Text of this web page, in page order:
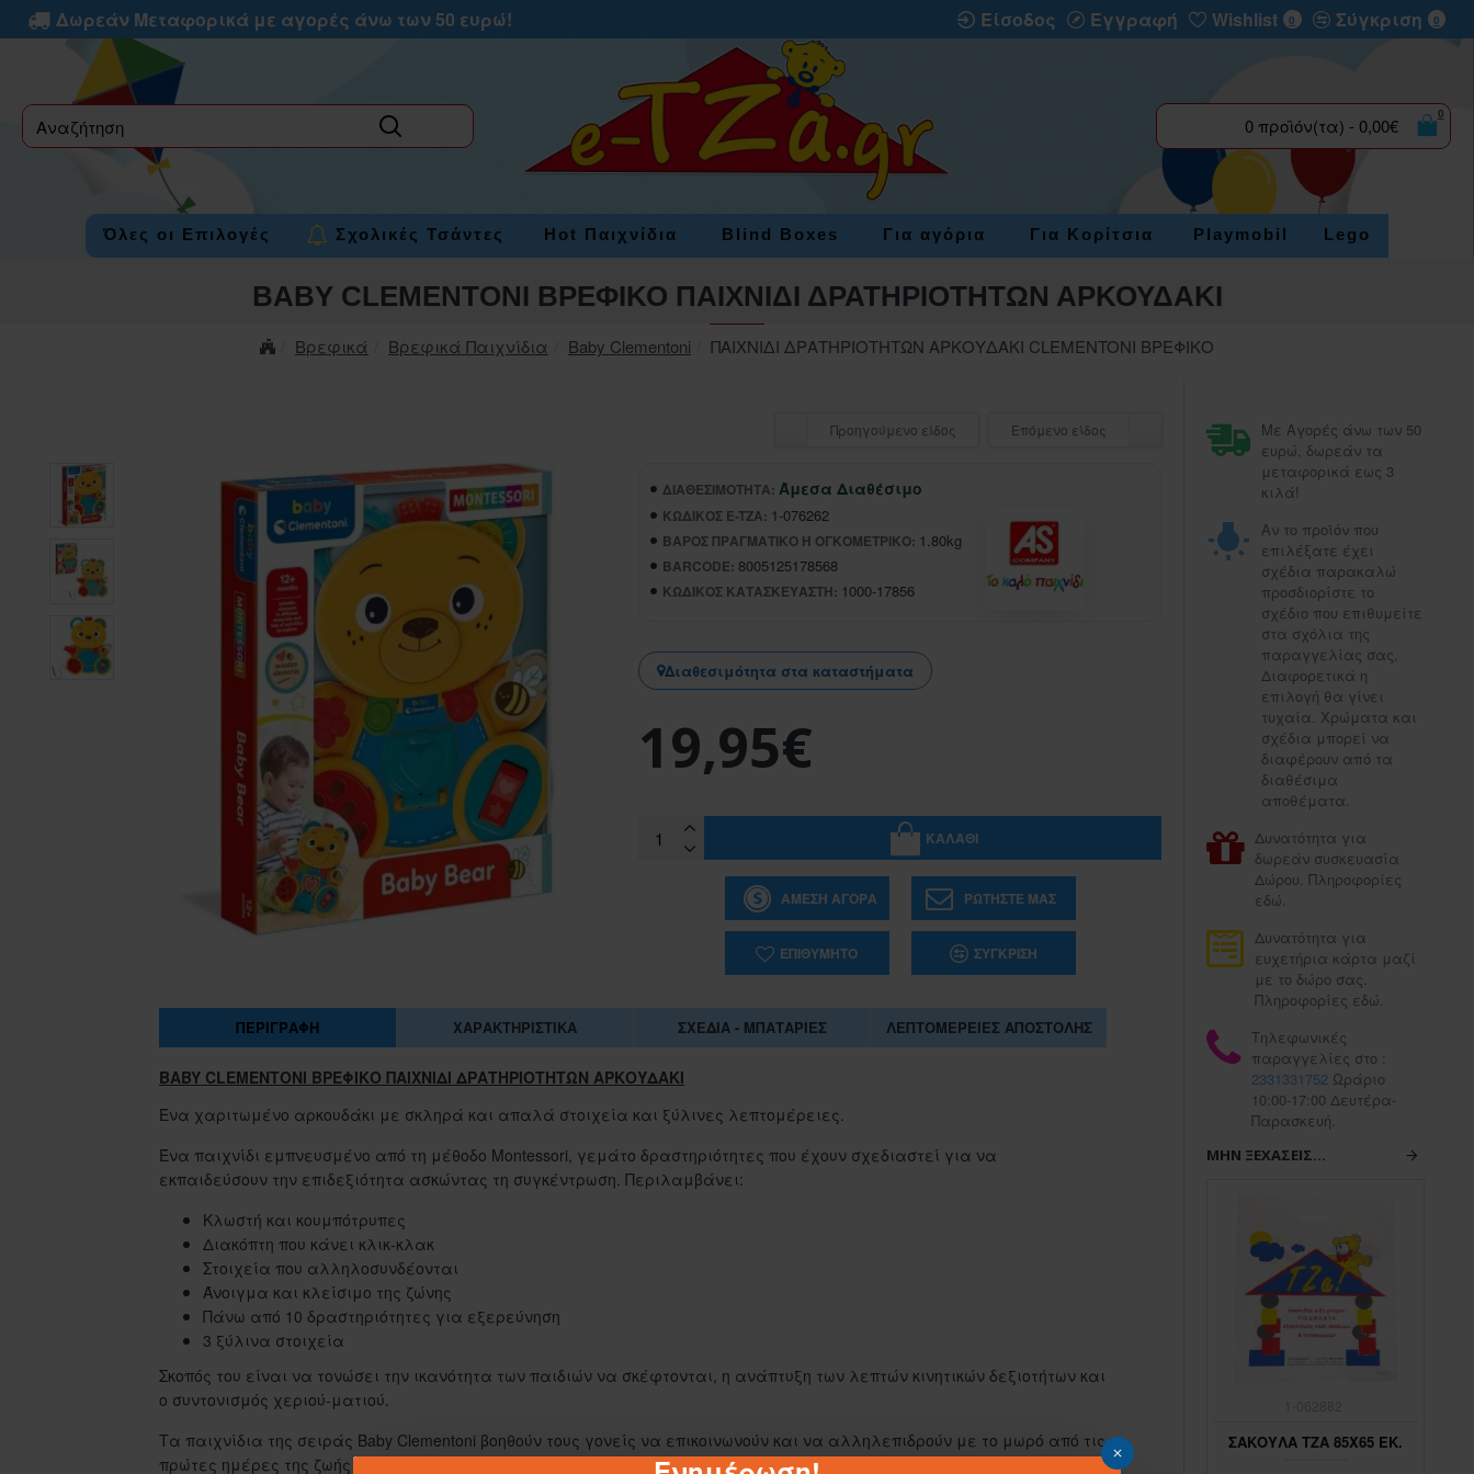
Δωρεάν Μεταφορικά με αγορές άνω των 50 ευρώ! Είσοδος Εγγραφή Wishlist 0 Σύγκριση 0
label 0 προϊόν(τα) - 0,00€
0
Όλες οι Επιλογές Σχολικές Τσάντες Hot Παιχνίδια Blind Boxes Για αγόρια Για Κορίτσια Playmobil Lego
Βρεφικά Βρεφικά Παιχνίδια Baby Clementoni ΠΑΙΧΝΙΔΙ ΔΡΑΤΗΡΙΟΤΗΤΩΝ ΑΡΚΟΥΔΑΚΙ CLEMENTONI ΒΡΕΦΙΚΟ
BABY CLEMENTONI ΒΡΕΦΙΚΟ ΠΑΙΧΝΙΔΙ ΔΡΑΤΗΡΙΟΤΗΤΩΝ ΑΡΚΟΥΔΑΚΙ
Προηγούμενο είδος Επόμενο είδος
ΔΙΑΘΕΣΙΜΌΤΗΤΑ: Άμεσα Διαθέσιμο
ΚΩΔΙΚΌΣ E-TZA: 1-076262
ΒΆΡΟΣ ΠΡΑΓΜΑΤΙΚΌ Ή ΟΓΚΟΜΕΤΡΙΚΌ: 1.80kg
BARCODE: 8005125178568
ΚΩΔΙΚΌΣ ΚΑΤΑΣΚΕΥΑΣΤΉ: 1000-17856
Διαθεσιμότητα στα καταστήματα
19,95€
ΚΑΛΆΘΙ
ΆΜΕΣΗ ΑΓΟΡΆ ΡΩΤΉΣΤΕ ΜΑΣ
ΕΠΙΘΥΜΗΤΌ ΣΎΓΚΡΙΣΗ
ΠΕΡΙΓΡΑΦΉ ΧΑΡΑΚΤΗΡΙΣΤΙΚΆ ΣΧΈΔΙΑ - ΜΠΑΤΑΡΊΕΣ ΛΕΠΤΟΜΈΡΕΙΕΣ ΑΠΟΣΤΟΛΉΣ
BABY CLEMENTONI ΒΡΕΦΙΚΟ ΠΑΙΧΝΙΔΙ ΔΡΑΤΗΡΙΟΤΗΤΩΝ ΑΡΚΟΥΔΑΚΙ
Ένα χαριτωμένο αρκουδάκι με σκληρά και απαλά στοιχεία και ξύλινες λεπτομέρειες.
Ένα παιχνίδι εμπνευσμένο από τη μέθοδο Montessori, γεμάτο δραστηριότητες που έχουν σχεδιαστεί για να
εκπαιδεύσουν την επιδεξιότητα ασκώντας τη συγκέντρωση. Περιλαμβάνει:
Κλωστή και κουμπότρυπες
Διακόπτη που κάνει κλικ-κλακ
Στοιχεία που αλληλοσυνδέονται
Άνοιγμα και κλείσιμο της ζώνης
Πάνω από 10 δραστηριότητες για εξερεύνηση
3 ξύλινα στοιχεία
Σκοπός του είναι να τονώσει την ικανότητα των παιδιών να σκέφτονται, η ανάπτυξη των λεπτών κινητικών δεξιοτήτων και
ο συντονισμός χεριού-ματιού.
Τα παιχνίδια της σειράς Baby Clementoni βοηθούν τους γονείς να επικοινωνούν και να αλληλεπιδρούν με το μωρό από τις
πρώτες ημέρες της ζωής του.
Με Αγορές άνω των 50
ευρώ, δωρεάν τα
μεταφορικά εως 3
κιλά!
Αν το προϊόν που
επιλέξατε έχει
σχέδια παρακαλώ
προσδιορίστε το
σχέδιο που επιθυμείτε
στα σχόλια της
παραγγελίας σας,
Διαφορετικά η
επιλογή θα γίνει
τυχαία. Χρώματα και
σχέδια μπορεί να
διαφέρουν από τα
διαθέσιμα
αποθέματα.
Δυνατότητα για
δωρεάν συσκευασία
Δώρου. Πληροφορίες
εδώ.
Δυνατότητα για
ευχετήρια κάρτα μαζί
με το δώρο σας.
Πληροφορίες εδώ.
Τηλεφωνικές
παραγγελίες στο :
2331331752 Ωράριο
10:00-17:00 Δευτέρα-
Παρασκευή.
ΜΗΝ ΞΕΧΆΣΕΙΣ...
ΣΑΚΟΥΛΑ ΤΖΑ 45Χ55 ΕΚ. ΣΑΚΟΥΛΑ ΤΖΑ 45Χ65 ΕΚ. ΣΑΚΟΥΛΑ ΤΖΑ 85Χ65 ΕΚ.